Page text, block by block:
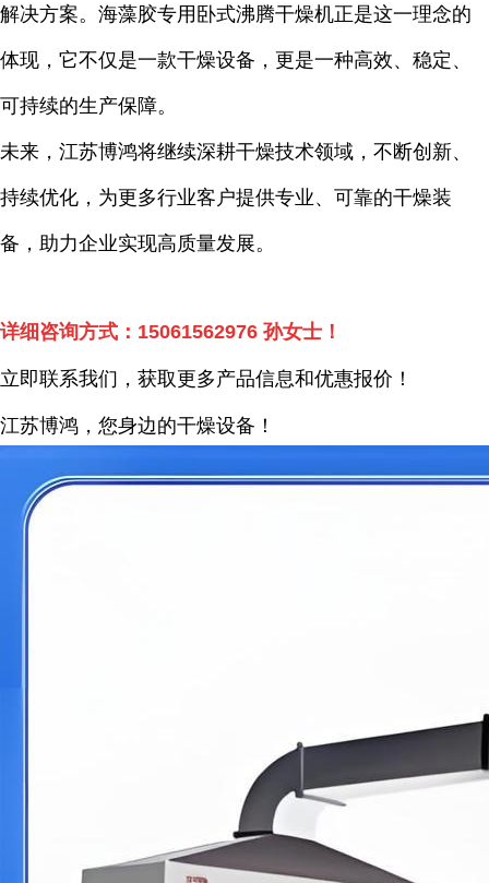
解决方案。海藻胶专用卧式沸腾干燥机正是这一理念的
体现，它不仅是一款干燥设备，更是一种高效、稳定、
可持续的生产保障。
未来，江苏博鸿将继续深耕干燥技术领域，不断创新、
持续优化，为更多行业客户提供专业、可靠的干燥装
备，助力企业实现高质量发展。
详细咨询方式： 15061562976 孙女士！
立即联系我们，获取更多产品信息和优惠报价！
江苏博鸿，您身边的干燥设备 ！